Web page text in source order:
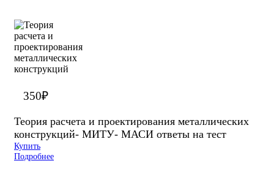
350₽
Теория расчета и проектирования металлических
конструкций- МИТУ- МАСИ ответы на тест
Купить
Подробнее